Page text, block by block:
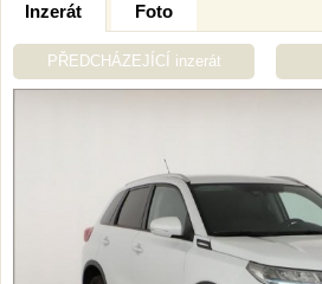
Inzerát Foto
PŘEDCHÁZEJÍCÍ inzerát